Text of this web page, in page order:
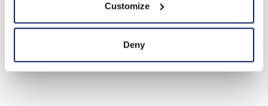
Customize
Deny